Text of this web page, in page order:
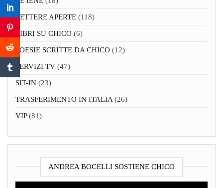
LETTERE APERTE (118)
LIBRI SU CHICO (6)
POESIE SCRITTE DA CHICO (12)
SERVIZI TV (47)
SIT-IN (23)
TRASFERIMENTO IN ITALIA (26)
VIP(81)
ANDREA BOCELLI SOSTIENE CHICO